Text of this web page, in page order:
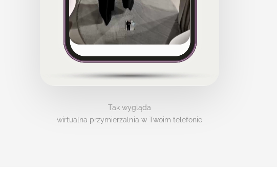
Tak wygląda
wirtualna przymierzalnia w Twoim telefonie